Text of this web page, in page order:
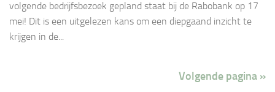
volgende bedrijfsbezoek gepland staat bij de Rabobank op 17
mei! Dit is een uitgelezen kans om een diepgaand inzicht te
krijgen in de...
Volgende pagina »